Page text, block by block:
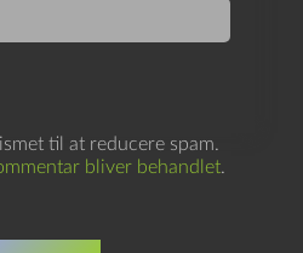
til at reducere spam.
bliver behandlet.